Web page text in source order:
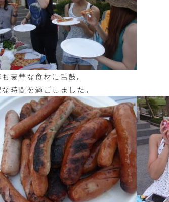
豪華な食材に舌鼓。
時間を過ごしました。